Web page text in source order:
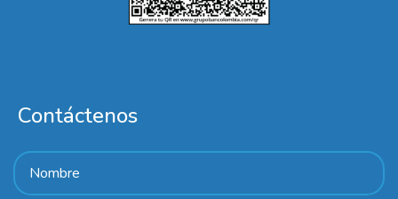
Contáctenos